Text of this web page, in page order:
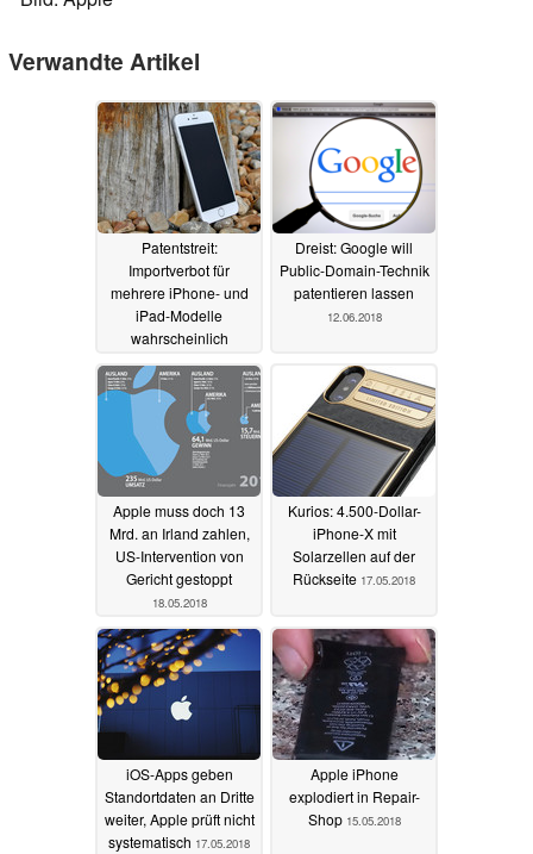
Verwandte Artikel
Patentstreit:
Importverbot für
mehrere iPhone- und
iPad-Modelle
wahrscheinlich
12.09.2018
Dreist: Google will
Public-Domain-Technik
patentieren lassen
12.06.2018
Apple muss doch 13
Mrd. an Irland zahlen,
US-Intervention von
Gericht gestoppt
18.05.2018
Kurios: 4.500-Dollar-
iPhone-X mit
Solarzellen auf der
Rückseite 17.05.2018
iOS-Apps geben
Standortdaten an Dritte
weiter, Apple prüft nicht
systematisch 17.05.2018
Apple iPhone
explodiert in Repair-
Shop 15.05.2018